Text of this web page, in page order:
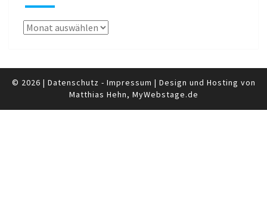
Archiv
© 2026 | Datenschutz - Impressum | Design und Hosting von
Matthias Hehn, MyWebstage.de